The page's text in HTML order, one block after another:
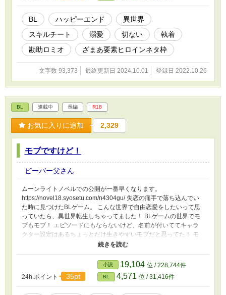
BL ハッピーエンド
異世界
スキルチート
溺愛 切ない
執着
勘助ロミオ
ざまあ要素ヒロインネタ枠
文字数 93,373 最終更新日 2024.10.01 登録日 2022.10.26
BL 連載中 長編 R18
お気に入りに追加 2,329
モブですけど！
ビーバー父さん
ムーンライトノベルでの公開が一番早くなります。
https://novel18.syosetu.com/n4304gu/ 失恋の痛手で落ち込んでい
た時に見つけたBLゲーム。 こんな世界で自由恋愛をしたいって思
っていたら、異世界転生しちゃってました！ BLゲームの世界でモ
ブもモブ！ エピソードにもならないけど、名前が付いててキャラ
クター設定はあるちょっとだけ生きやすいモブだと思ってた！ モ
ブだったはずなのに、真の主人公設定とかいらないから、モブに徹
ー！！ ありがとう！BLゲーム！美形しかいない世界の一応、可愛
いだけのキャラだけど、自由恋愛するために飯テロしながらがんば
ります！
24h.ポイント 35pt
小説 19,104 位 / 228,744件
BL 4,571 位 / 31,416件